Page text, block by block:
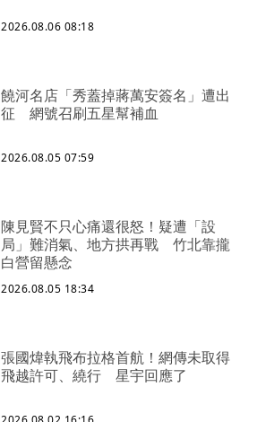
2026.08.06 08:18
饒河名店「秀蓋掉蔣萬安簽名」遭出
征 網號召刷五星幫補血
2026.08.05 07:59
陳見賢不只心痛還很怒！疑遭「設
局」難消氣、地方拱再戰 竹北靠攏
白營留懸念
2026.08.05 18:34
張國煒執飛布拉格首航！網傳未取得
飛越許可、繞行 星宇回應了